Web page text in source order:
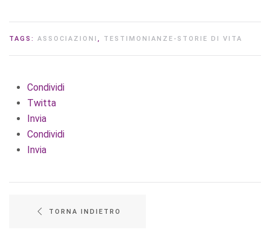
TAGS: ASSOCIAZIONI , TESTIMONIANZE-STORIE DI VITA
Condividi
Twitta
Invia
Condividi
Invia
TORNA INDIETRO